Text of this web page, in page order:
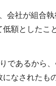
社が組合執
低額としたこ
あるから、
なされたも